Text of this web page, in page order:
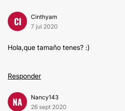
CI
Cinthyam
7 jul 2020
Hola,que tamaño tenes? :)
Responder
NA
Nancy143
26 sept 2020